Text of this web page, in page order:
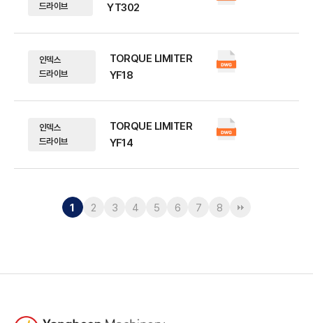
드라이브
YT302
인덱스
드라이브
TORQUE LIMITER
YF18
인덱스
드라이브
TORQUE LIMITER
YF14
1 2 3 4 5 6 7 8